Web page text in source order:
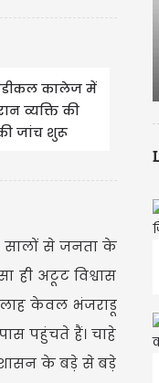
कालेज में
व्यक्ति की
जांच शुरू
सालों से जनता के
अटूट विश्वास
केवल भंजराडू
पहुंचते हैं। चाहे
शासन के बड़े से बड़े
देखें श्रीखंड यात्रा की
कमरे की नजर से